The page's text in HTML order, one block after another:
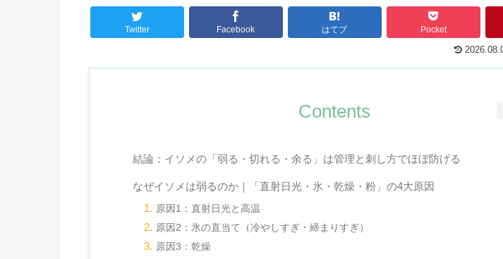
Twitter Facebook はてブ Pocket
Contents
結論：イソメの「弱る・切れる・余る」は管理と刺し方でほぼ防げる
なぜイソメは弱るのか｜「直射日光・氷・乾燥・粉」の4大原因
原因1：直射日光と高温
原因2：氷の直当て（冷やしすぎ・締まりすぎ）
原因3：乾燥